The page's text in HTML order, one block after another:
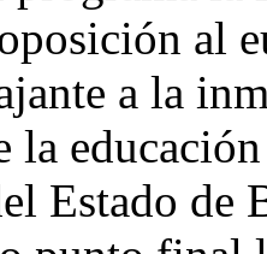
al
a la
la
Estado de